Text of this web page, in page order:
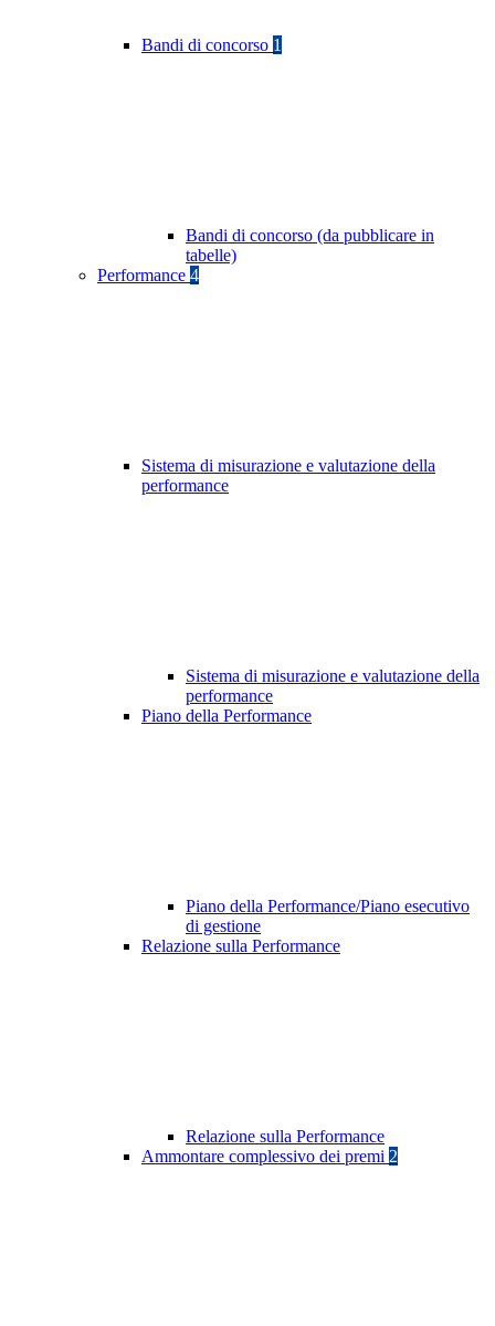
Bandi di concorso 1
Bandi di concorso (da pubblicare in
tabelle)
Performance 4
Sistema di misurazione e valutazione della
performance
Sistema di misurazione e valutazione della
performance
Piano della Performance
Piano della Performance/Piano esecutivo
di gestione
Relazione sulla Performance
Relazione sulla Performance
Ammontare complessivo dei premi 2